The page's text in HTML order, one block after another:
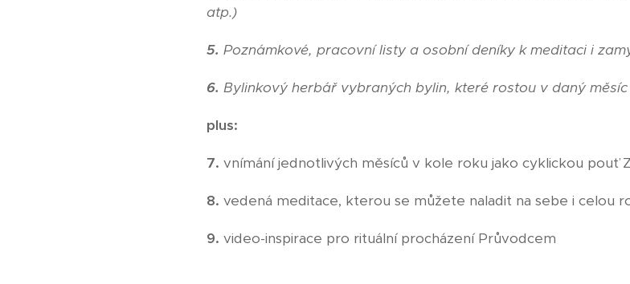
atp.)
5. Poznámkové, pracovní listy a osobní deníky k meditaci i
6. Bylinkový herbář vybraných bylin, které rostou v daný měsíc
plus:
7. vnímání jednotlivých měsíců v kole roku jako cyklickou pouť
8. vedená meditace, kterou se můžete naladit na sebe i celou
9. video-inspirace pro rituální procházení Průvodcem